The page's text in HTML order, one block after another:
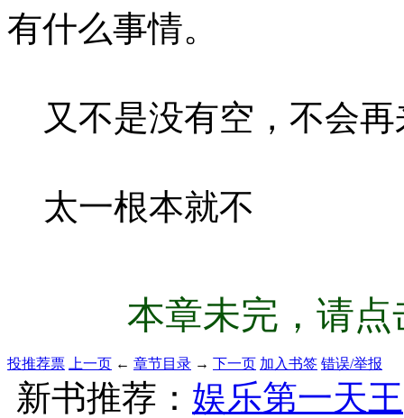
有什么事情。
又不是没有空，不会再
太一根本就不
本章未完，请
投推荐票 上一页 ← 章节目录 → 下一页 加入书签 错误/举报
新书推荐： 娱乐第一天王